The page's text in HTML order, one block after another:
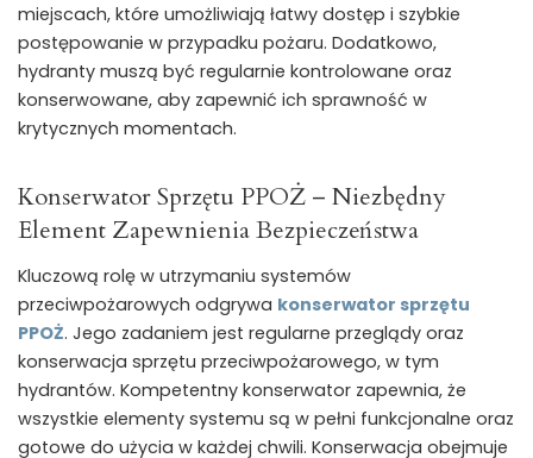
miejscach, które umożliwiają łatwy dostęp i szybkie
postępowanie w przypadku pożaru. Dodatkowo,
hydranty muszą być regularnie kontrolowane oraz
konserwowane, aby zapewnić ich sprawność w
krytycznych momentach.
Konserwator Sprzętu PPOŻ – Niezbędny
Element Zapewnienia Bezpieczeństwa
Kluczową rolę w utrzymaniu systemów
przeciwpożarowych odgrywa konserwator sprzętu
PPOŻ. Jego zadaniem jest regularne przeglądy oraz
konserwacja sprzętu przeciwpożarowego, w tym
hydrantów. Kompetentny konserwator zapewnia, że
wszystkie elementy systemu są w pełni funkcjonalne oraz
gotowe do użycia w każdej chwili. Konserwacja obejmuje